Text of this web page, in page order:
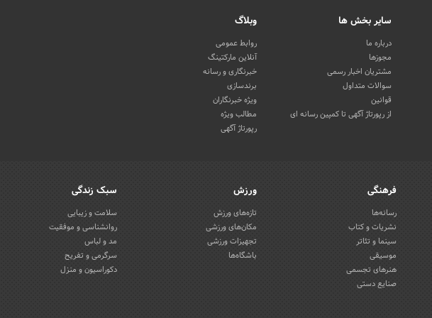
سایر بخش ها
درباره ما
مجوزها
مشتریان اخبار رسمی
سوالات متداول
قوانین
از رپورتاژ آگهی تا کمپین رسانه ای
وبلاگ
روابط عمومی
آنلاین مارکتینگ
خبرنگاری و رسانه
برندسازی
ویژه خبرنگاران
مطالب ویژه
رپورتاژ آگهی
فرهنگی
رسانه‌ها
نشریات و کتاب
سینما و تئاتر
موسیقی
هنرهای تجسمی
صنایع دستی
ورزش
تازه‌های ورزش
مکان‌های ورزشی
تجهیزات ورزشی
باشگاه‌ها
سبک زندگی
سلامت و زیبایی
روانشناسی و موفقیت
مد و لباس
سرگرمی و تفریح
دکوراسیون و منزل